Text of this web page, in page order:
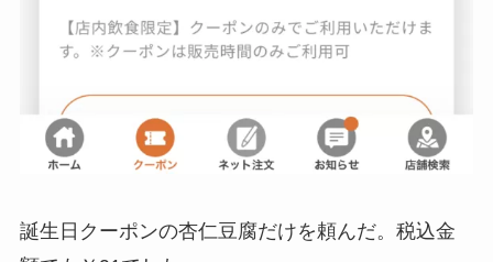
誕生日クーポンの杏仁豆腐だけを頼んだ。税込金